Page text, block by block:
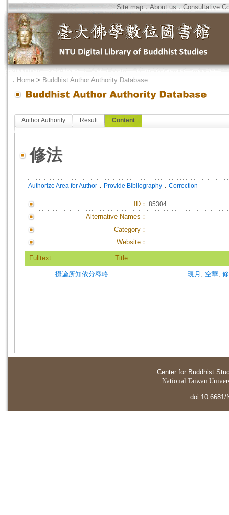
Site map．About us．Consultative
． Home > Buddhist Author Authority Database
Author Authority Result Content
修法
Authorize Area for Author ． Provide Bibliography ． Correction
ID ： 85304
Alternative Names：
Category：
Website：
Fulltext Title
攝論所知依分釋略 現月 ; 空華;
Center for Buddhist
National Taiwan
doi:10.6681/